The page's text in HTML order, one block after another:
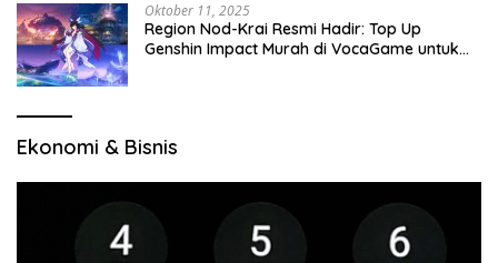
Oktober 11, 2025
Region Nod-Krai Resmi Hadir: Top Up
Genshin Impact Murah di VocaGame untuk
Ekonomi & Bisnis